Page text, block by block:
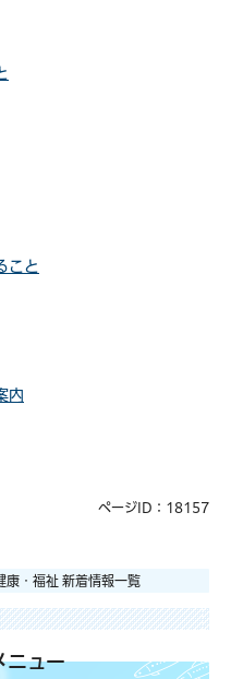
こと
内
ページID：18157
康・福祉 新着情報一覧
ニュー